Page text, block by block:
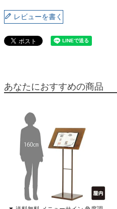
レビューを書く
あなたにおすすめの商品